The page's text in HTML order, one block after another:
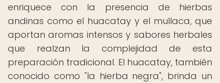
enriquece con la presencia de hierbas
andinas como el huacatay y el mullaca, que
aportan aromas intensos y sabores herbales
que realzan la complejidad de esta
preparación tradicional. El huacatay, también
conocido como "la hierba negra", brinda un